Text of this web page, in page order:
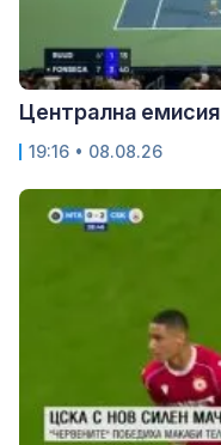
Централна емисия
19:16 • 08.08.26